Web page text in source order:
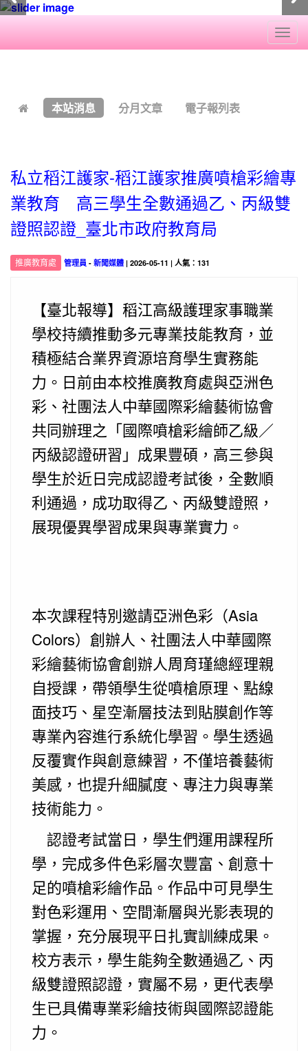
本站消息 分月文章 電子報列表
私立稻江護家-稻江護家推廣噴槍彩繪專
業教育 高三學生全數通過乙、丙級雙
證照認證_臺北市政府教育局
推廣教育處 管理員 -新聞媒體 | 2026-05-11 | 人氣：131
【臺北報導】稻江高級護理家事職業
學校持續推動多元專業技能教育，並
積極結合業界資源培育學生實務能
力。日前由本校推廣教育處與亞洲色
彩、社團法人中華國際彩繪藝術協會
共同辦理之「國際噴槍彩繪師乙級／
丙級認證研習」成果豐碩，高三參與
學生於近日完成認證考試後，全數順
利通過，成功取得乙、丙級雙證照，
展現優異學習成果與專業實力。
本次課程特別邀請亞洲色彩（Asia
Colors）創辦人、社團法人中華國際
彩繪藝術協會創辦人周育瑾總經理親
自授課，帶領學生從噴槍原理、點線
面技巧、星空漸層技法到貼膜創作等
專業內容進行系統化學習。學生透過
反覆實作與創意練習，不僅培養藝術
美感，也提升細膩度、專注力與專業
技術能力。
認證考試當日，學生們運用課程所
學，完成多件色彩層次豐富、創意十
足的噴槍彩繪作品。作品中可見學生
對色彩運用、空間漸層與光影表現的
掌握，充分展現平日扎實訓練成果。
校方表示，學生能夠全數通過乙、丙
級雙證照認證，實屬不易，更代表學
生已具備專業彩繪技術與國際認證能
力。